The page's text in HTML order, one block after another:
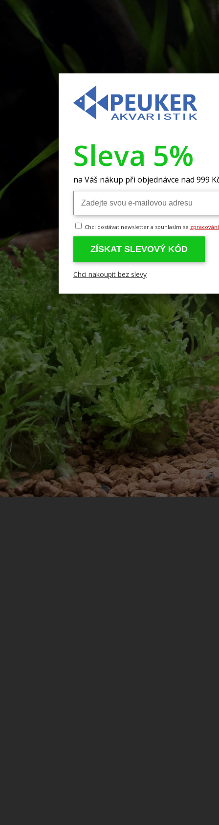
Sleva 5%
na Váš nákup při objednávce nad 999
Chci dostávat newsletter a souhlasím se
ZÍSKAT SLEVOVÝ KÓD
Chci nakoupit bez slevy